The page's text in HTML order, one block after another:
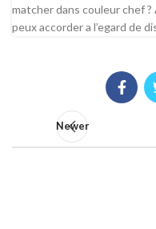
matcher dans couleur chef
peux accorder a l’egard de
Newer